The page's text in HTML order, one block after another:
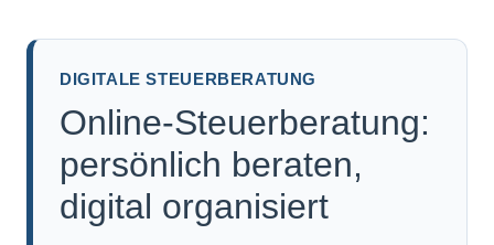
DIGITALE STEUERBERATUNG
Online-Steuerberatung:
persönlich beraten,
digital organisiert